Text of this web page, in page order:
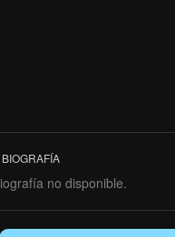
no disponible.